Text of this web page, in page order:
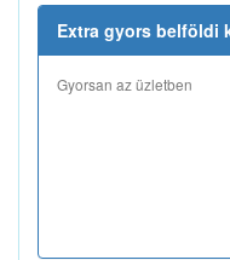
Extra gyors belföldi
Gyorsan az üzletben